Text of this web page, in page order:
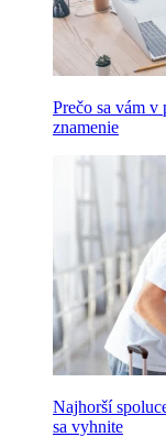
Prečo sa vám v
znamenie
Najhorší
sa vyhnite